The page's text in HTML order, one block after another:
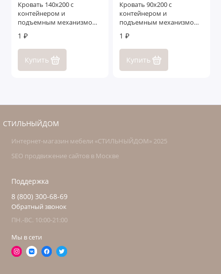
Кровать 140x200 c
контейнером и
подъемным механизмом
1 ₽
Купить
Кровать 90x200 c
контейнером и
подъемным механизмом
1 ₽
Купить
СТИЛЬНЫЙДОМ
Интернет-магазин мебели «СТИЛЬНЫЙДОМ» 2025
SEO продвижение сайтов в Москве
Поддержка
8 (800) 300-68-69
Обратный звонок
ПН.-ВС. 10:00-21:00
Мы в сети